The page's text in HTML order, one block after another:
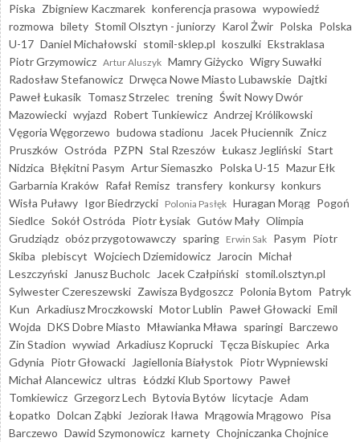
Piska Zbigniew Kaczmarek konferencja prasowa wypowiedź
rozmowa bilety Stomil Olsztyn - juniorzy Karol Żwir Polska Polska
U-17 Daniel Michałowski stomil-sklep.pl koszulki Ekstraklasa
Piotr Grzymowicz Artur Aluszyk Mamry Giżycko Wigry Suwałki
Radosław Stefanowicz Drwęca Nowe Miasto Lubawskie Dajtki
Paweł Łukasik Tomasz Strzelec trening Świt Nowy Dwór
Mazowiecki wyjazd Robert Tunkiewicz Andrzej Królikowski
Vęgoria Węgorzewo budowa stadionu Jacek Płuciennik Znicz
Pruszków Ostróda PZPN Stal Rzeszów Łukasz Jegliński Start
Nidzica Błękitni Pasym Artur Siemaszko Polska U-15 Mazur Ełk
Garbarnia Kraków Rafał Remisz transfery konkursy konkurs
Wisła Puławy Igor Biedrzycki Polonia Pasłęk Huragan Morąg Pogoń
Siedlce Sokół Ostróda Piotr Łysiak Gutów Mały Olimpia
Grudziądz obóz przygotowawczy sparing Erwin Sak Pasym Piotr
Skiba plebiscyt Wojciech Dziemidowicz Jarocin Michał
Leszczyński
Janusz Bucholc Jacek Czałpiński stomil.olsztyn.pl
Sylwester Czereszewski Zawisza Bydgoszcz Polonia Bytom Patryk
Kun Arkadiusz Mroczkowski Motor Lublin Paweł Głowacki Emil
Wojda DKS Dobre Miasto Mławianka Mława sparingi Barczewo
Zin Stadion wywiad Arkadiusz Koprucki Tęcza Biskupiec Arka
Gdynia Piotr Głowacki Jagiellonia Białystok Piotr Wypniewski
Michał Alancewicz ultras Łódzki Klub Sportowy Paweł
Tomkiewicz Grzegorz Lech Bytovia Bytów licytacje Adam
Łopatko Dolcan Ząbki Jeziorak Iława Mrągowia Mrągowo Pisa
Barczewo Dawid Szymonowicz karnety Chojniczanka Chojnice